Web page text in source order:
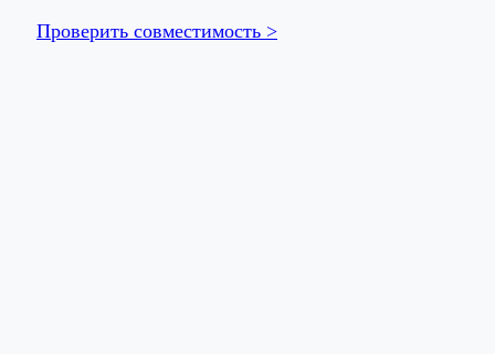
Проверить совместимость >